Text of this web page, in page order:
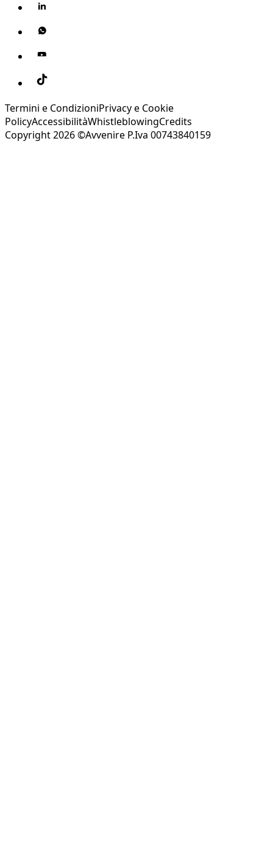
Termini e CondizioniPrivacy e Cookie
PolicyAccessibilitàWhistleblowingCredits
Copyright 2026 ©Avvenire P.Iva 00743840159